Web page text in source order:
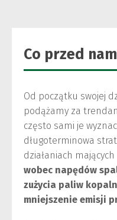
Co przed
Od początku swojej
podążamy za
często sami je
długoterminowa
działaniach
wobec napędów
zużycia paliw
mniejszenie emisji